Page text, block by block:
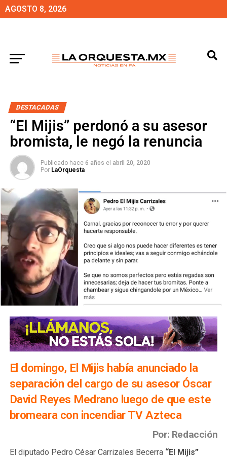
AGOSTO 8, 2026
DESTACADAS
“El Mijis” perdonó a su asesor
bromista, le negó la renuncia
Publicado hace 6 años el abril 20, 2020
Por LaOrquesta
El domingo, El Mijis había anunciado la
separación del cargo de su asesor Óscar
David Reyes Medrano luego de que este
bromeara con incendiar TV Azteca
Por: Redacción
El diputado Pedro César Carrizales Becerra“El Mijis”